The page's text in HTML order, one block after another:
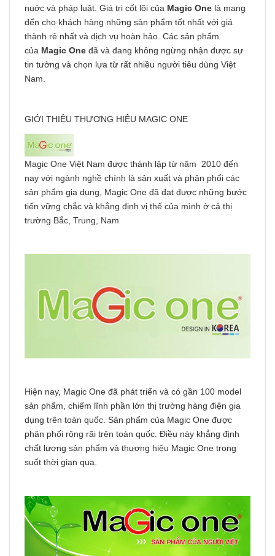
nuớc và pháp luật. Giá trị cốt lõi của Magic One là mang
đến cho khách hàng những sản phẩm tốt nhất với giá
thành rẻ nhất và dịch vụ hoàn hảo. Các sản phẩm
của Magic One đã và đang không ngừng nhận được sự
tin tưởng và chọn lựa từ rất nhiều người tiêu dùng Việt
Nam.
GIỚI THIỆU THƯƠNG HIỆU MAGIC ONE
Magic One Việt Nam được thành lập từ năm 2010 đến
nay với ngành nghề chính là sản xuất và phân phối các
sản phẩm gia dụng, Magic One đã đạt được những bước
tiến vững chắc và khẳng định vị thế của mình ở cả thị
trường Bắc, Trung, Nam
Hiện nay, Magic One đã phát triển và có gần 100 model
sản phẩm, chiếm lĩnh phần lớn thị trường hàng điện gia
dụng trên toàn quốc. Sản phẩm của Magic One được
phân phối rộng rãi trên toàn quốc. Điều này khẳng định
chất lượng sản phẩm và thương hiệu Magic One trong
suốt thời gian qua.